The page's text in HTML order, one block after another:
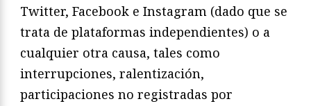
Twitter, Facebook e Instagram (dado que se
trata de plataformas independientes) o a
cualquier otra causa, tales como
interrupciones, ralentización,
participaciones no registradas por